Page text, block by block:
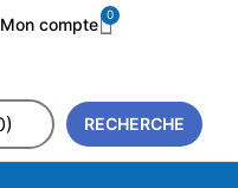
Mon compte 0
RECHERCHE